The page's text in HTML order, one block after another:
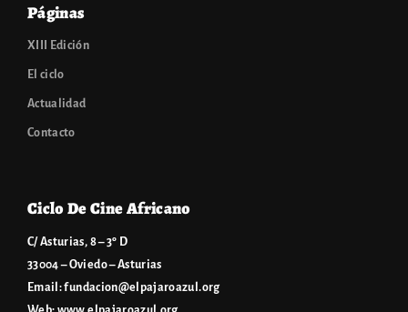
Páginas
XIII Edición
El ciclo
Actualidad
Contacto
Ciclo De Cine Africano
C/ Asturias, 8 – 3º D
33004 – Oviedo – Asturias
Email:fundacion@elpajaroazul.org